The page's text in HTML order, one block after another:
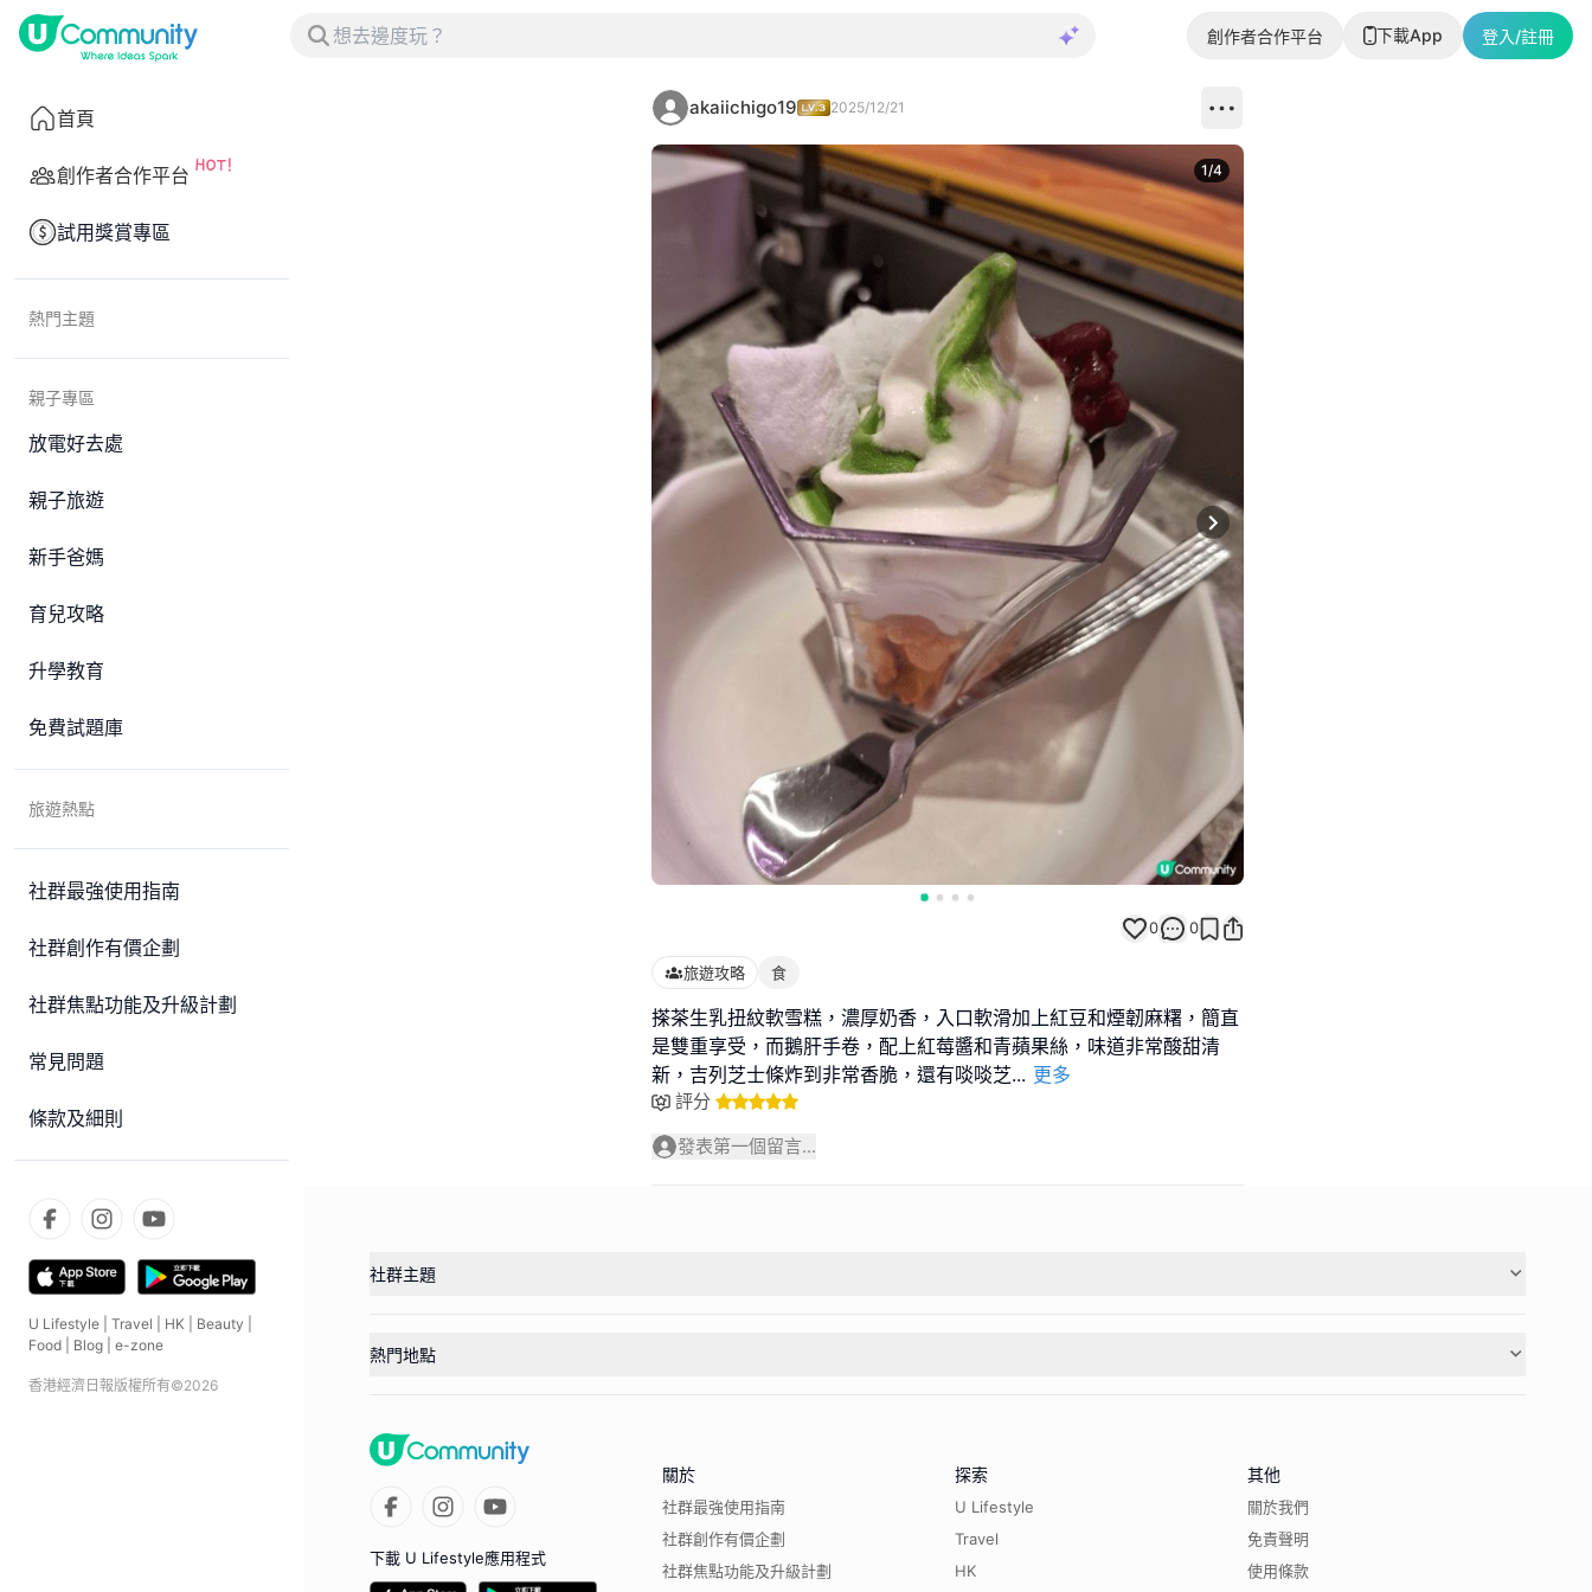
創作者合作平台 下載App 登入/註冊
首頁
創作者合作平台
試用獎賞專區
熱門主題
親子專區
放電好去處
親子旅遊
新手爸媽
育兒攻略
升學教育
免費試題庫
旅遊熱點
社群最強使用指南
社群創作有價企劃
社群焦點功能及升級計劃
常見問題
條款及細則
U Lifestyle Travel HK Beauty
Food
Blog e-zone
香港經濟日報版權所有©2026
akaiichigo19 2025/12/21
Next slide
1/4
0 0
旅遊攻略 食
搽茶生乳扭紋軟雪糕，濃厚奶香，入口軟滑加上紅豆和煙韌麻糬，簡直
是雙重享受，而鵝肝手卷，配上紅莓醬和青蘋果絲，味道非常酸甜清
新，吉列芝士條炸到非常香脆，還有啖啖芝... 更多
評分
發表第一個留言...
社群主題
熱門地點
下載 U Lifestyle應用程式
關於
社群最強使用指南
社群創作有價企劃
社群焦點功能及升級計劃
探索
U Lifestyle
Travel
HK
其他
關於我們
免責聲明
使用條款